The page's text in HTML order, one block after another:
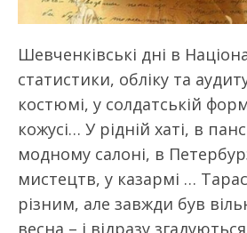
Шевченківські дні в
статистики, обліку та
костюмі, у солдатській
кожусі… У рідній хаті, в
модному салоні, в
мистецтв, у казармі …
різним, але завжди був
весна – і відразу